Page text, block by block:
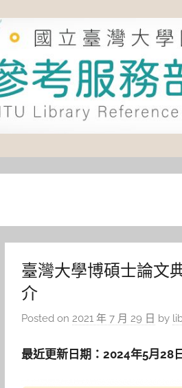
臺灣大學博碩士論文
介
Posted on 2021 年 7 月 29 日 by
最近更新日期：2024年5月28日